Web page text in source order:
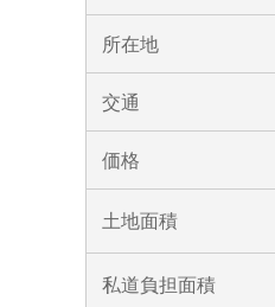
所在地
交通
価格
土地面積
私道負担面積